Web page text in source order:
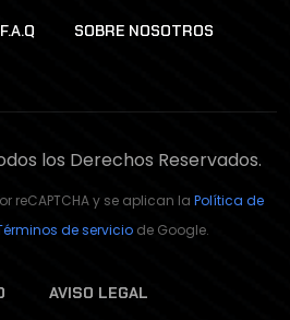
F.A.Q SOBRE NOSOTROS
los Derechos Reservados.
reCAPTCHA y se aplican la Política de
de serviciode Google.
AVISO LEGAL